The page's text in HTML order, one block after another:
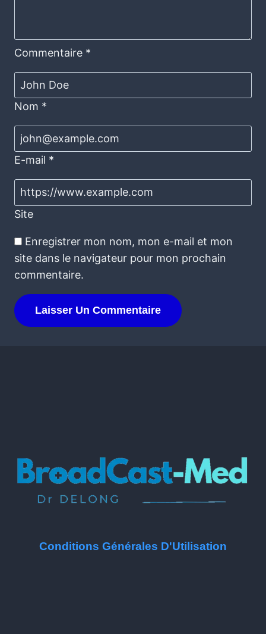
Commentaire *
Nom *
E-mail *
Site
Enregistrer mon nom, mon e-mail et mon
site dans le navigateur pour mon prochain
commentaire.
Conditions Générales D'Utilisation